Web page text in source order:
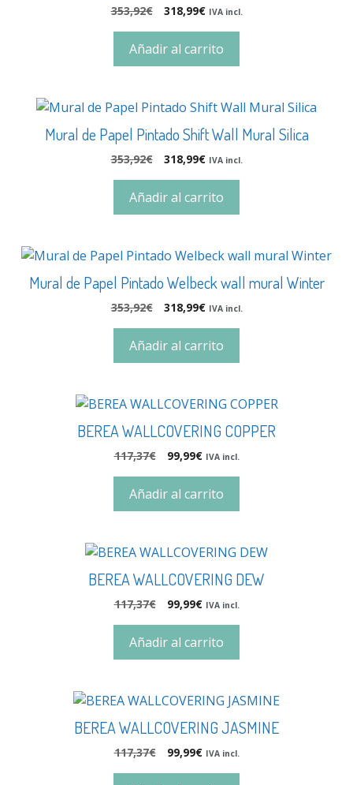
353,92€ 318,99€ IVA incl.
Añadir al carrito
Mural de Papel Pintado Shift Wall Mural Silica
353,92€ 318,99€ IVA incl.
Añadir al carrito
Mural de Papel Pintado Welbeck wall mural Winter
353,92€ 318,99€ IVA incl.
Añadir al carrito
BEREA WALLCOVERING COPPER
117,37€ 99,99€ IVA incl.
Añadir al carrito
BEREA WALLCOVERING DEW
117,37€ 99,99€ IVA incl.
Añadir al carrito
BEREA WALLCOVERING JASMINE
117,37€ 99,99€ IVA incl.